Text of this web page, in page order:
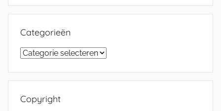
Categorieën
Categorieën
Copyright